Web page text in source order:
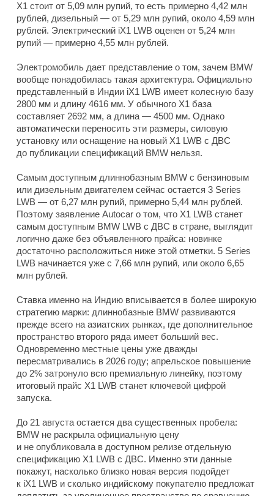
X1 стоит от 5,09 млн рупий, то есть примерно 4,42 млн
рублей, дизельный — от 5,29 млн рупий, около 4,59 млн
рублей. Электрический iX1 LWB оценен от 5,24 млн
рупий — примерно 4,55 млн рублей.
Электромобиль дает представление о том, зачем BMW
вообще понадобилась такая архитектура. Официально
представленный в Индии iX1 LWB имеет колесную базу
2800 мм и длину 4616 мм. У обычного X1 база
составляет 2692 мм, а длина — 4500 мм. Однако
автоматически переносить эти размеры, силовую
установку или оснащение на новый X1 LWB с ДВС
до публикации спецификаций BMW нельзя.
Самым доступным длиннобазным BMW с бензиновым
или дизельным двигателем сейчас остается 3 Series
LWB — от 6,27 млн рупий, примерно 5,44 млн рублей.
Поэтому заявление Autocar о том, что X1 LWB станет
самым доступным BMW LWB с ДВС в стране, выглядит
логично даже без объявленного прайса: новинке
достаточно расположиться ниже этой отметки. 5 Series
LWB начинается уже с 7,66 млн рупий, или около 6,65
млн рублей.
Ставка именно на Индию вписывается в более широкую
стратегию марки: длиннобазные BMW развиваются
прежде всего на азиатских рынках, где дополнительное
пространство второго ряда имеет больший вес.
Одновременно местные цены уже дважды
пересматривались в 2026 году; апрельское повышение
до 2% затронуло всю премиальную линейку, поэтому
итоговый прайс X1 LWB станет ключевой цифрой
запуска.
До 21 августа остается два существенных пробела:
BMW не раскрыла официальную цену
и не опубликовала в доступном релизе отдельную
спецификацию X1 LWB с ДВС. Именно эти данные
покажут, насколько близко новая версия подойдет
к iX1 LWB и сколько индийскому покупателю предложат